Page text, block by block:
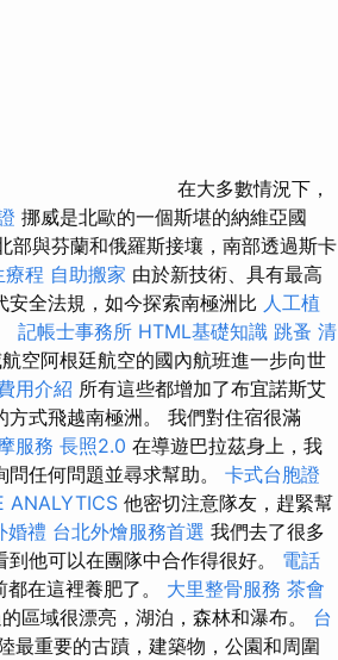
在大多數情況下，
挪威是北歐的一個斯堪的納維亞國
部與芬蘭和俄羅斯接壤，南部透過斯卡
療程 自助搬家 由於新技術、具有最高
全法規，如今探索南極洲比 人工植
記帳士事務所 HTML基礎知識 跳蚤 清
空阿根廷航空的國內航班進一步向世
用介紹 所有這些都增加了布宜諾斯艾
式飛越南極洲。 我們對住宿很滿
服務 長照2.0 在導遊巴拉茲身上，我
任何問題並尋求幫助。 卡式台胞證
ANALYTICS 他密切注意隊友，趕緊幫
婚禮 台北外燴服務首選 我們去了很多
他可以在團隊中合作得很好。 電話
在這裡養肥了。 大里整骨服務 茶會
區域很漂亮，湖泊，森林和瀑布。 台
最重要的古蹟，建築物，公園和周圍